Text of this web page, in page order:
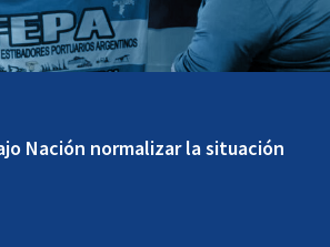
Nación normalizar la situación